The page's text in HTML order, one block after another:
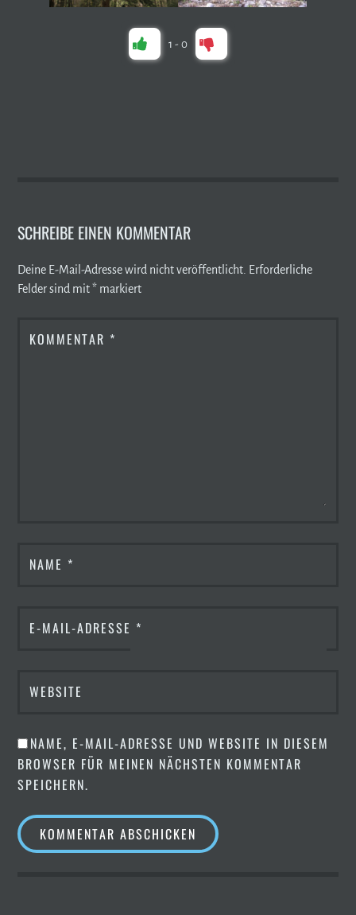
1 - 0
SCHREIBE EINEN KOMMENTAR
Deine E-Mail-Adresse wird nicht veröffentlicht. Erforderliche
Felder sind mit* markiert
KOMMENTAR *
NAME *
E-MAIL-ADRESSE *
WEBSITE
NAME, E-MAIL-ADRESSE UND WEBSITE IN DIESEM
BROWSER FÜR MEINEN NÄCHSTEN KOMMENTAR
SPEICHERN.